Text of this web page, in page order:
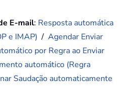
E-mail: Resposta automática
e IMAP) /Agendar Enviar
por Regra ao Enviar
automático (Regra
Saudação automaticamente